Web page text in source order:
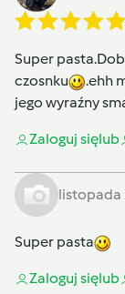
Super
czosnku
.ehh
jego wyraźny
Zaloguj sięlub
listopada
Super pasta
Zaloguj sięlub